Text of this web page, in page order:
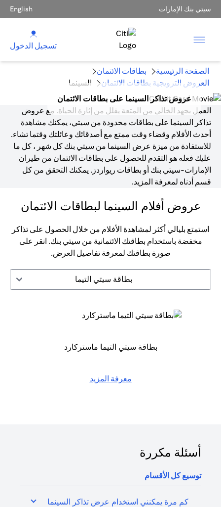
سيتي بنك الإمارات English
تسجيل الدخول
الصفحة الرئيسية
بطاقات الائتمان
العروض الترويجية بطاقات الائتمان
السينما
عروض تذاكر السينما على بطاقات الائتمان
العمل بجهد الخالي من المتعة يقلل من إثارة الحياة. مع عروض
تذاكر السينما على بطاقات محدودة من سيتي، يمكنك مشاهدة
أحدث الأفلام وقضاء وقت ممتع مع أصدقائك وعائلتك وقتما تشاء.
للاستفادة من ميزة عرض السينما من سيتي بنك كل شهر ، كل ما
عليك فعله هو التقدم للحصول على بطاقات الائتمان من طيران
الإمارات-سيتي بنك أو بطاقات ريواردز. يمكنك التحقق من كل
قسم أدناه لمعرفة المزيد.
عروض أفلام السينما لبطاقات الائتمان
استمتع بليالي أكثر لمشاهدة الأفلام من خلال الحصول على تذاكر
مخفضة باستخدام بطاقتك الائتمانية من سيتي بنك. انقر على
صورة بطاقتك لمعرفة تفاصيل العرض.
بطاقة سيتي التيما
بطاقة سيتي التيما ماستركارد
معرفة المزيد
أسئلة مكررة
توسيع كل الأقسام
كم مرة يمكنني استخدام عرض تذاكر السينما